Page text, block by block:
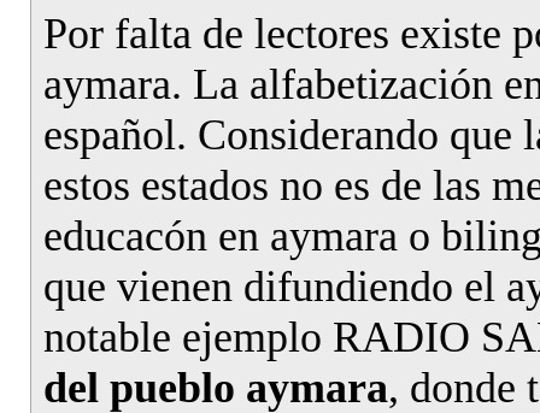
Por falta de lectores existe
aymara. La alfabetización
español. Considerando que
estos estados no es de las
educacón en aymara o
que vienen difundiendo el
notable ejemplo RADIO
del pueblo aymara, donde